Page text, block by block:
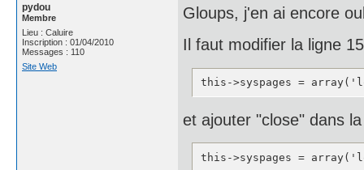
pydou
Membre
Lieu : Caluire
Inscription : 01/04/2010
Messages : 110
Site Web
Gloups, j'en ai encore
Il faut modifier la ligne
this->syspages =
et ajouter "close" dans
this->syspages =